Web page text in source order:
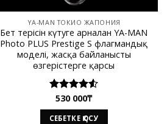
YA-MAN ТОКИО ЖАПОНИЯ
Бет терісін күтуге арналған YA-MAN
Photo PLUS Prestige S флагмандық
моделі, жасқа байланысты
өзгерістерге қарсы
Rated
4.50out
of 5
530 000₸
СЕБЕТКЕ ҚОСУ